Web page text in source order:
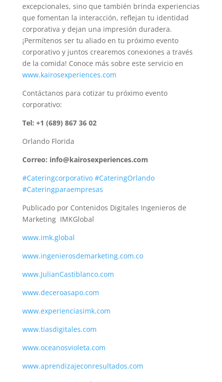
excepcionales, sino que también brinda experiencias
que fomentan la interacción, reflejan tu identidad
corporativa y dejan una impresión duradera.
¡Permítenos ser tu aliado en tu próximo evento
corporativo y juntos crearemos conexiones a través
de la comida! Conoce más sobre este servicio en
www.kairosexperiences.com
Contáctanos para cotizar tu próximo evento
corporativo:
Tel: +1 (689) 867 36 02
Orlando Florida
Correo: info@kairosexperiences.com
#Cateringcorporativo #CateringOrlando
#Cateringparaempresas
Publicado por Contenidos Digitales Ingenieros de
Marketing IMKGlobal
www.imk.global
www.ingenierosdemarketing.com.co
www.JulianCastiblanco.com
www.deceroasapo.com
www.experienciasimk.com
www.tiasdigitales.com
www.oceanosvioleta.com
www.aprendizajeconresultados.com